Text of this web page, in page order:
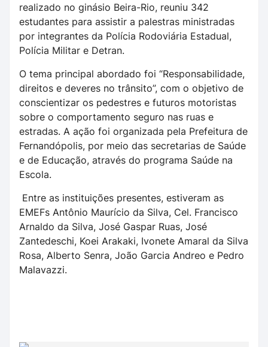
realizado no ginásio Beira-Rio, reuniu 342
estudantes para assistir a palestras ministradas
por integrantes da Polícia Rodoviária Estadual,
Polícia Militar e Detran.
O tema principal abordado foi “Responsabilidade,
direitos e deveres no trânsito”, com o objetivo de
conscientizar os pedestres e futuros motoristas
sobre o comportamento seguro nas ruas e
estradas. A ação foi organizada pela Prefeitura de
Fernandópolis, por meio das secretarias de Saúde
e de Educação, através do programa Saúde na
Escola.
Entre as instituições presentes, estiveram as
EMEFs Antônio Maurício da Silva, Cel. Francisco
Arnaldo da Silva, José Gaspar Ruas, José
Zantedeschi, Koei Arakaki, Ivonete Amaral da Silva
Rosa, Alberto Senra, João Garcia Andreo e Pedro
Malavazzi.